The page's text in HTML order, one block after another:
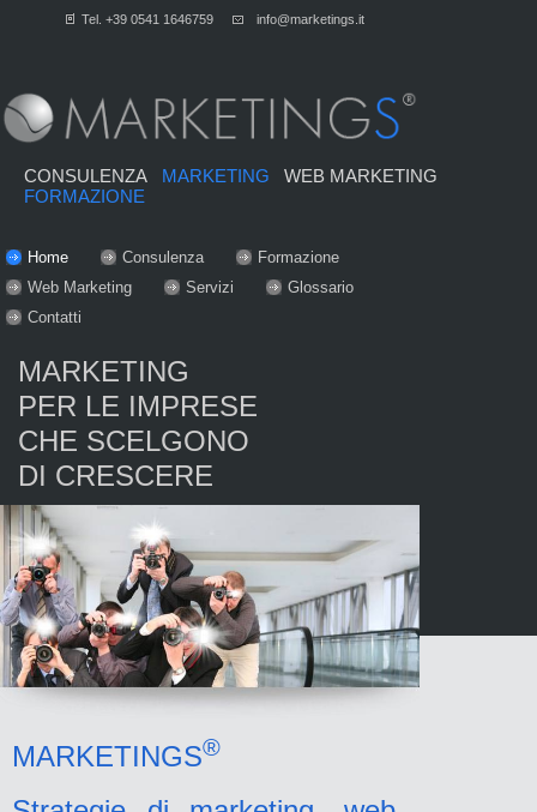
Tel. +39 0541 1646759 info@marketings.it
CONSULENZA MARKETING WEB MARKETING
FORMAZIONE
Home Consulenza
Formazione
Web Marketing
Servizi
Glossario
Contatti
MARKETING
PER LE IMPRESE
CHE SCELGONO
DI CRESCERE
MARKETINGS®